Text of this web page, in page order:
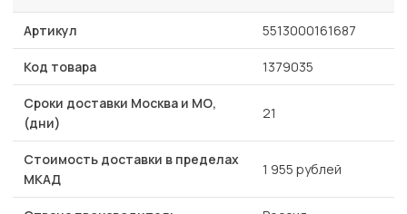
Артикул 5513000161687
Код товара 1379035
Сроки доставки Москва и МО,
(дни)
21
Стоимость доставки в пределах
МКАД
1 955 рублей